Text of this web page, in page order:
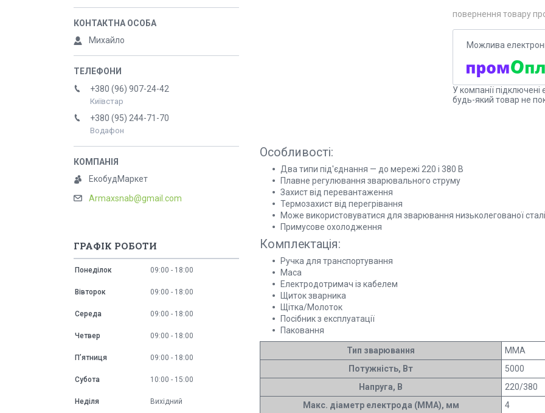
повернення товару
У компанії
будь-який товар не
Особливості:
Два типи під'єднання — до мережі 220 і 380 В
Плавне регулювання зварювального струму
Захист від перевантаження
Термозахист від перегрівання
Може використовуватися для зварювання низьколегованої сталі
Примусове охолодження
Комплектація:
Ручка для транспортування
Маса
Електродотримач із кабелем
Щиток зварника
Щітка/Молоток
Посібник з експлуатації
Паковання
Тип зварювання
MMA
Потужність, Вт
5000
Напруга, В
220/380
Макс. діаметр електрода (MMA), мм
4
Михайло
+380 (96) 907-24-42
Київстар
+380 (95) 244-71-70
Водафон
ЕкобудМаркет
Armaxsnab@gmail.com
ГРАФІК РОБОТИ
Понеділок 09:00 18:00
Вівторок 09:00 18:00
Середа 09:00 18:00
Четвер 09:00 18:00
Пʼятниця 09:00 18:00
Субота 10:00 15:00
Неділя Вихідний